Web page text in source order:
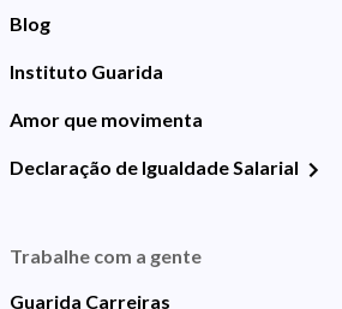
Blog
Instituto Guarida
Amor que movimenta
Declaração de Igualdade Salarial
Trabalhe com a gente
Guarida Carreiras